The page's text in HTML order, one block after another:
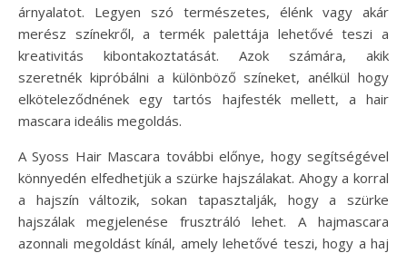
árnyalatot. Legyen szó természetes, élénk vagy akár
merész színekről, a termék palettája lehetővé teszi a
kreativitás kibontakoztatását. Azok számára, akik
szeretnék kipróbálni a különböző színeket, anélkül hogy
elköteleződnének egy tartós hajfesték mellett, a hair
mascara ideális megoldás.
A Syoss Hair Mascara további előnye, hogy segítségével
könnyedén elfedhetjük a szürke hajszálakat. Ahogy a korral
a hajszín változik, sokan tapasztalják, hogy a szürke
hajszálak megjelenése frusztráló lehet. A hajmascara
azonnali megoldást kínál, amely lehetővé teszi, hogy a haj